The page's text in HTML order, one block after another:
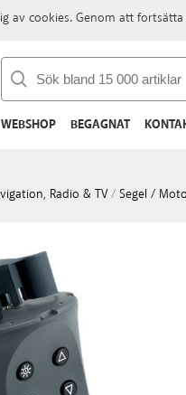
WEBSHOP BEGAGNAT
Radio & TV/ Segel /
av cookies. Genom att